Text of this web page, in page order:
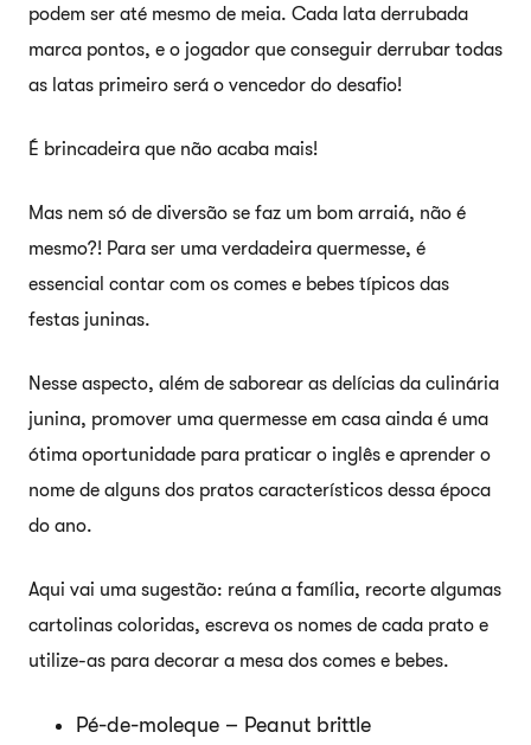
podem ser até mesmo de meia. Cada lata derrubada
marca pontos, e o jogador que conseguir derrubar todas
as latas primeiro será o vencedor do desafio!
É brincadeira que não acaba mais!
Mas nem só de diversão se faz um bom arraiá, não é
mesmo?! Para ser uma verdadeira quermesse, é
essencial contar com os comes e bebes típicos das
festas juninas.
Nesse aspecto, além de saborear as delícias da culinária
junina, promover uma quermesse em casa ainda é uma
ótima oportunidade para praticar o inglês e aprender o
nome de alguns dos pratos característicos dessa época
do ano.
Aqui vai uma sugestão: reúna a família, recorte algumas
cartolinas coloridas, escreva os nomes de cada prato e
utilize-as para decorar a mesa dos comes e bebes.
Pé-de-moleque – Peanut brittle